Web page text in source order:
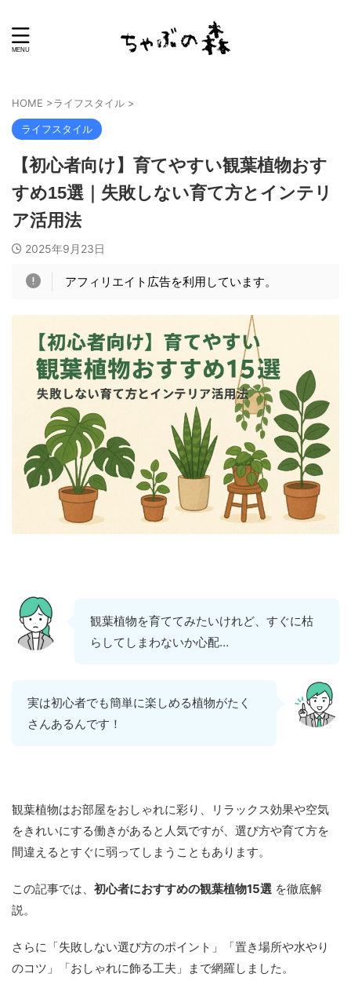
HOME >ライフスタイル >
ライフスタイル
【初心者向け】育てやすい観葉植物おす
すめ15選｜失敗しない育て方とインテリ
ア活用法
2025年9月23日
アフィリエイト広告を利用しています。
観葉植物を育ててみたいけれど、すぐに枯
らしてしまわないか心配…
実は初心者でも簡単に楽しめる植物がたく
さんあるんです！
観葉植物はお部屋をおしゃれに彩り、リラックス効果や空気
をきれいにする働きがあると人気ですが、選び方や育て方を
間違えるとすぐに弱ってしまうこともあります。
この記事では、 初心者におすすめの観葉植物15選 を徹底解
説。
さらに「失敗しない選び方のポイント」「置き場所や水やり
のコツ」「おしゃれに飾る工夫」まで網羅しました。